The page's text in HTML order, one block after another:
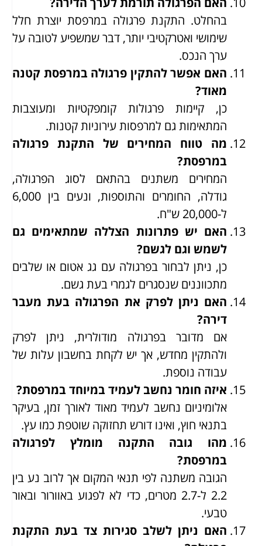
בהחלט. התקנת פרגולה במרפסת יוצרת חלל
שימושי ואטרקטיבי יותר, דבר שמשפיע לטובה על
ערך הנכס.
האם אפשר להתקין פרגולה במרפסת קטנה
מאוד?
כן, קיימות פרגולות קומפקטיות ומעוצבות
המתאימות גם למרפסות עירוניות קטנות.
מה טווח המחירים של התקנת פרגולה
במרפסת?
המחירים משתנים בהתאם לסוג הפרגולה,
גודלה, החומרים והתוספות, ונעים בין 6,000
ל-20,000 ש"ח.
האם יש פתרונות הצללה שמתאימים גם
לשמש וגם לגשם?
כן, ניתן לבחור בפרגולה עם גג אטום או שלבים
מתכווננים שנסגרים לגמרי בעת גשם.
האם ניתן לפרק את הפרגולה בעת מעבר
דירה?
אם מדובר בפרגולה מודולרית, ניתן לפרק
ולהתקין מחדש, אך יש לקחת בחשבון עלות של
עבודה נוספת.
איזה חומר נחשב לעמיד במיוחד במרפסת?
אלומיניום נחשב לעמיד מאוד לאורך זמן, בעיקר
בתנאי חוץ, ואינו דורש תחזוקה שוטפת כמו עץ.
מהו גובה התקנה מומלץ לפרגולה
במרפסת?
הגובה משתנה לפי תנאי המקום אך לרוב נע בין
2.2 ל-2.7 מטרים, כדי לא לפגוע באוורור ובאור
טבעי.
האם ניתן לשלב סגירות צד בעת התקנת